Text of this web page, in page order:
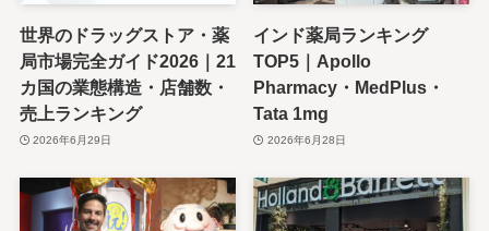
世界のドラッグストア・薬
局市場完全ガイド2026｜21
カ国の業態構造・店舗数・
売上ランキング
2026年6月29日
インド薬局ランキング
TOP5｜Apollo
Pharmacy・MedPlus・
Tata 1mg
2026年6月28日